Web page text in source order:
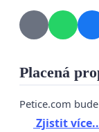
Placená
Petice.com
Zjistit